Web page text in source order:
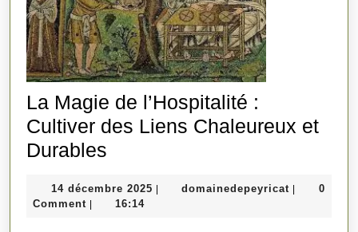
La Magie de l’Hospitalité :
Cultiver des Liens Chaleureux et
Durables
de
14 décembre 2025 14| domainedepeyricat |
0
Comment | 16:14